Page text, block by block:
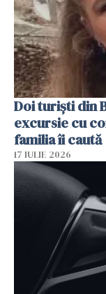
Doi turiști din
excursie cu
familia îi caută
17 IULIE 2026